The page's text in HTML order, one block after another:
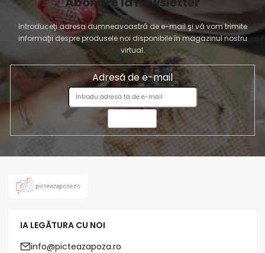
Introduceţi adresa dumneavoastră de e-mail şi vă vom trimite
informaţii despre produsele noi disponibile în magazinul nostru
virtual.
Adresă de e-mail
IA LEGĂTURA CU NOI
info@picteazapoza.ro